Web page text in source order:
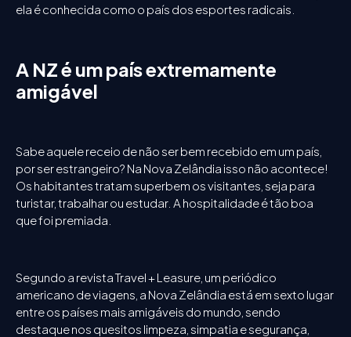
ela é conhecida como o país dos esportes radicais.
A NZ é um país extremamente
amigável
Sabe aquele receio de não ser bem recebido em um país,
por ser estrangeiro? Na Nova Zelândia isso não acontece!
Os habitantes tratam superbem os visitantes, seja para
turistar, trabalhar ou estudar. A hospitalidade é tão boa
que foi premiada.
Segundo a revista Travel + Leasure, um periódico
americano de viagens, a Nova Zelândia está em sexto lugar
entre os países mais amigáveis do mundo, sendo
destaque nos quesitos limpeza, simpatia e segurança,